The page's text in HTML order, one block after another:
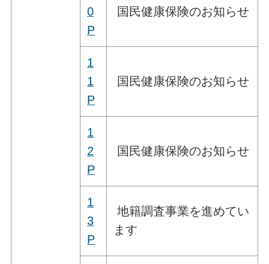
0
P
国民健康保険のお知らせ
1
1
P
国民健康保険のお知らせ
1
2
P
国民健康保険のお知らせ
1
3
P
地籍調査事業を進めてい
ます